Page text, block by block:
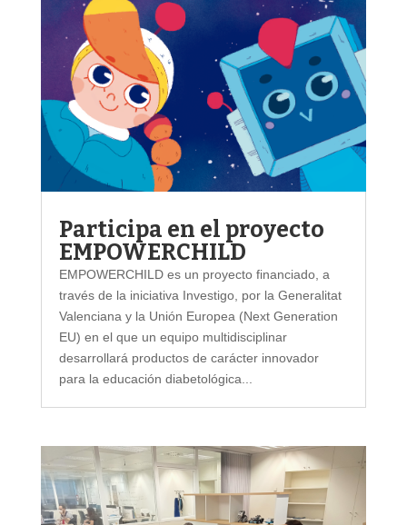
Participa en el proyecto
EMPOWERCHILD
EMPOWERCHILD es un proyecto financiado, a
través de la iniciativa Investigo, por la Generalitat
Valenciana y la Unión Europea (Next Generation
EU) en el que un equipo multidisciplinar
desarrollará productos de carácter innovador
para la educación diabetológica...